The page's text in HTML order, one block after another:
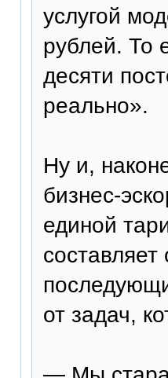
услугой
рублей. То
десяти
реально».
Ну и,
бизнес-
единой
от задач,